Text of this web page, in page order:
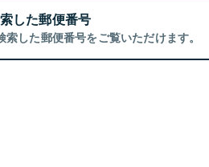
した郵便番号
索した郵便番号をご覧いただけます。